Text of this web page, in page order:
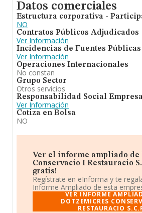
Datos comerciales
Estructura corporativa -
NO
Contratos Públicos Adjudicados
Ver Información
Incidencias de Fuentes Públicas
Ver Información
Operaciones Internacionales
No constan
Grupo Sector
Otros servicios
Responsabilidad Social
Ver Información
Cotiza en Bolsa
NO
Ver el informe ampliado de
Conservacio I Restauracio
gratis!
Regístrate en eInforma y te
Informe Ampliado de esta
VER INFORME
DOTZEMICRES
RESTAURACIO